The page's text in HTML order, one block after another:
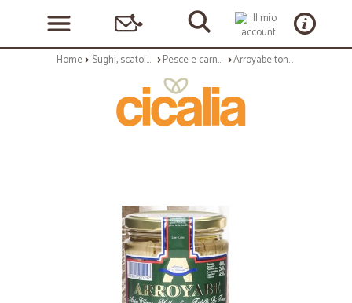
Home Sughi, scatolame e condimenti Pesce e carne in scatola Arroyabe tonno yellowfin olio oliva vaso ml.450